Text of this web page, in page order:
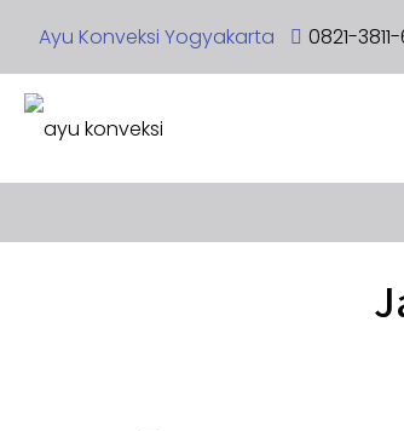
Ayu Konveksi Yogyakarta 0821-